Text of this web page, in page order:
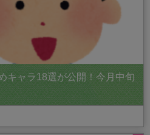
キャラ18選が公開！今月中旬